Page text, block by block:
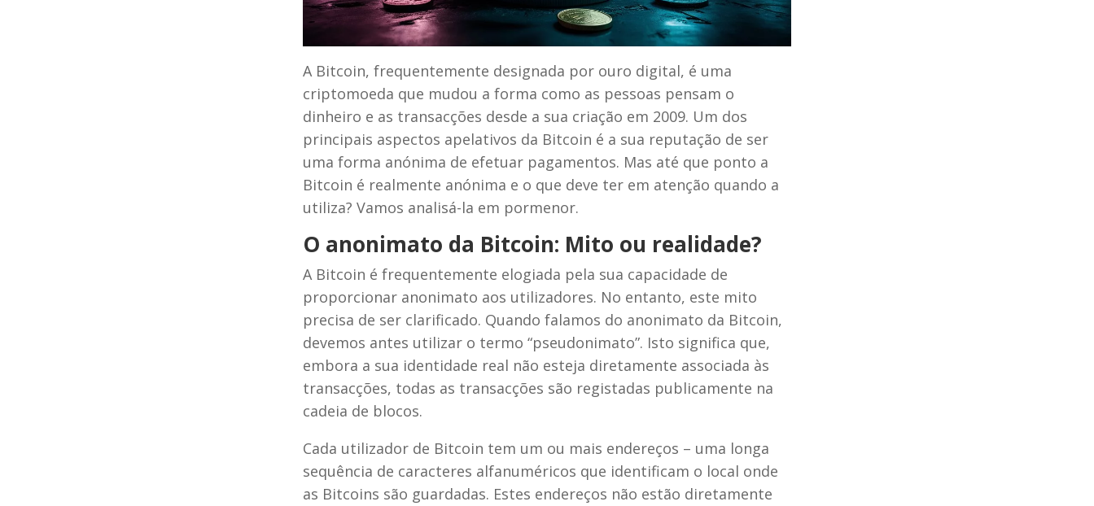
A Bitcoin, frequentemente designada por ouro digital, é uma
criptomoeda que mudou a forma como as pessoas pensam o
dinheiro e as transacções desde a sua criação em 2009. Um dos
principais aspectos apelativos da Bitcoin é a sua reputação de ser
uma forma anónima de efetuar pagamentos. Mas até que ponto a
Bitcoin é realmente anónima e o que deve ter em atenção quando a
utiliza? Vamos analisá-la em pormenor.
O anonimato da Bitcoin: Mito ou realidade?
A Bitcoin é frequentemente elogiada pela sua capacidade de
proporcionar anonimato aos utilizadores. No entanto, este mito
precisa de ser clarificado. Quando falamos do anonimato da Bitcoin,
devemos antes utilizar o termo “pseudonimato”. Isto significa que,
embora a sua identidade real não esteja diretamente associada às
transacções, todas as transacções são registadas publicamente na
cadeia de blocos.
Cada utilizador de Bitcoin tem um ou mais endereços – uma longa
sequência de caracteres alfanuméricos que identificam o local onde
as Bitcoins são guardadas. Estes endereços não estão diretamente